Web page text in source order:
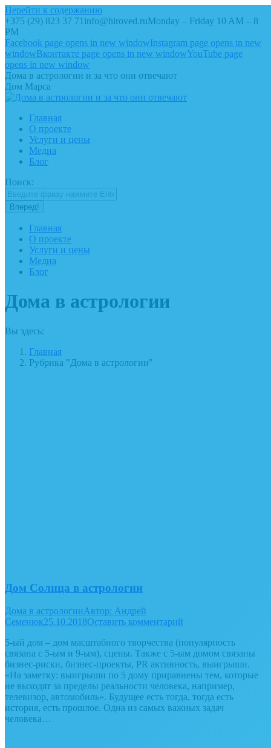
Перейти к содержанию
+375 (29) 823 37 71 info@hiroved.ruMonday – Friday 10 AM – 8
PM
Facebook page opens in new windowInstagram page opens in new
windowВконтакте page opens in new windowYouTube page
opens in new window
Дома в астрологии и за что они отвечают
Дом Марса
Главная
О проекте
Услуги и цены
Медиа
Блог
Поиск:
Главная
О проекте
Услуги и цены
Медиа
Блог
Дома в астрологии
Вы здесь:
Главная
Рубрика "Дома в астрологии"
Дом Солнца в астрологии
Дома в астрологииАвтор: Андрей
Семенюк25.10.2018Оставить комментарий
5-ый дом – дом масштабного творчества (популярность
связана с 5-ым и 9-ым), сцены. Также с 5-ым домом связаны
бизнес-риски, бизнес-проекты, PR активность, выигрыши.
«На заметку: выигрыши по 5 дому приравнены тем, которые
не выходят за пределы реальности человека, например,
телевизор, автомобиль». Будущее есть тогда, тогда есть
история, есть прошлое. Одна из самых важных задач
человека…